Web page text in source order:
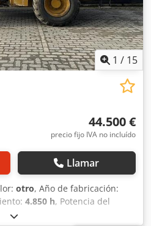
1 / 15
44.500 €
precio fijo IVA no incluído
Llamar
otro, Año de fabricación:
4.850 h, Potencia del
147 CV (108 kW) MMA (Masa